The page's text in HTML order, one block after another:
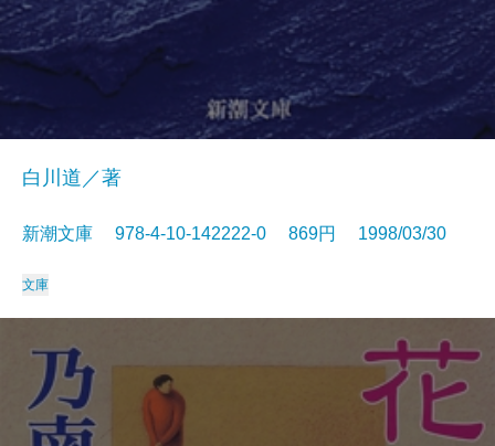
白川道／著
新潮文庫 978-4-10-142222-0 869円 1998/03/30
文庫